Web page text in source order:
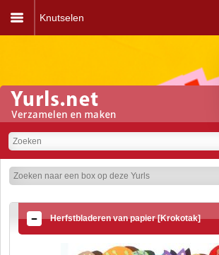
Knutselen
Herfstbladeren van papier [Krokotak]